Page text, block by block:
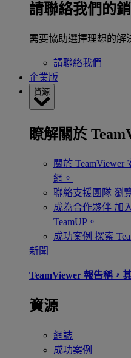
請聯絡我們的
需要協助選擇理想的解
請聯絡我們
企業版
資源
瞭解關於
關於 TeamViewer
網。
聯絡支援團隊 瀏
成為合作夥伴 加
TeamUP。
成功案例 探索
新聞
TeamViewer 報告稱，
資源
網誌
成功案例